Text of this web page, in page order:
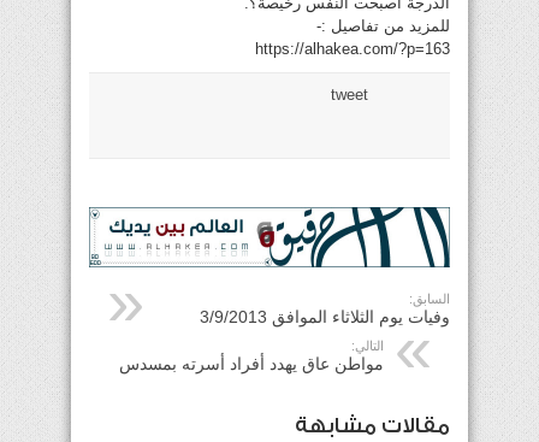
للمزيد من تفاصيل :-
https://alhakea.com/?p=163
tweet
السابق:
وفيات يوم الثلاثاء الموافق 3/9/2013
التالي:
مواطن عاق يهدد أفراد أسرته بمسدس
مقالات مشابهة